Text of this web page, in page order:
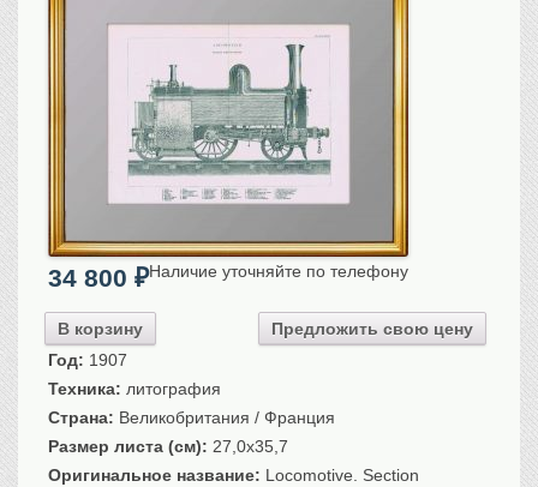
Старинные карты
Российская империя
Европа
Виды городов
Москва
Российская империя
Прочие
Севастополь, Крым
Ценные бумаги
34 800 ₽
В корзину Предложить свою цену
Наличие уточняйте по телефону
Год: 1907
Техника: литография
Страна: Великобритания / Франция
Размер листа (см): 27,0x35,7
Оригинальное название: Locomotive. Section